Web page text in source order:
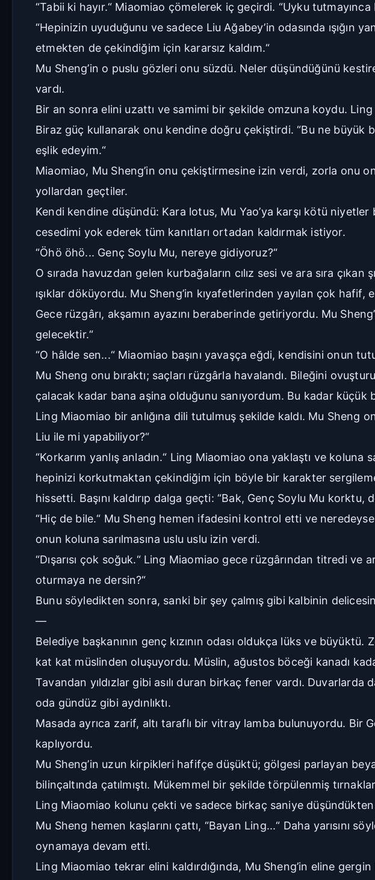
“Tabii ki hayır.“ Miaomiao çömelerek iç geçirdi. “Uyku tutmayınca
“Hepinizin uyuduğunu ve sadece Liu Ağabey’in odasında ışığın
etmekten de çekindiğim için kararsız kaldım.“
Mu Sheng’in o puslu gözleri onu süzdü. Neler düşündüğünü
vardı.
Bir an sonra elini uzattı ve samimi bir şekilde omzuna koydu.
Biraz güç kullanarak onu kendine doğru çekiştirdi. “Bu ne büyük
eşlik edeyim.“
Miaomiao, Mu Sheng’in onu çekiştirmesine izin verdi, zorla onu
yollardan geçtiler.
Kendi kendine düşündü: Kara lotus, Mu Yao’ya karşı kötü
cesedimi yok ederek tüm kanıtları ortadan kaldırmak istiyor.
“Öhö öhö... Genç Soylu Mu, nereye gidiyoruz?“
O sırada havuzdan gelen kurbağaların cılız sesi ve ara sıra
ışıklar döküyordu. Mu Sheng’in kıyafetlerinden yayılan çok
Gece rüzgârı, akşamın ayazını beraberinde getiriyordu. Mu
gelecektir.“
“O hâlde sen...“ Miaomiao başını yavaşça eğdi, kendisini onun
Mu Sheng onu bıraktı; saçları rüzgârla havalandı. Bileğini
çalacak kadar bana aşina olduğunu sanıyordum. Bu kadar küçük
Ling Miaomiao bir anlığına dili tutulmuş şekilde kaldı. Mu Sheng
Liu ile mi yapabiliyor?“
“Korkarım yanlış anladın.“ Ling Miaomiao ona yaklaştı ve
hepinizi korkutmaktan çekindiğim için böyle bir karakter
hissetti. Başını kaldırıp dalga geçti: “Bak, Genç Soylu Mu korktu,
“Hiç de bile.“ Mu Sheng hemen ifadesini kontrol etti ve neredeyse
onun koluna sarılmasına uslu uslu izin verdi.
“Dışarısı çok soğuk.“ Ling Miaomiao gece rüzgârından titredi
oturmaya ne dersin?“
Bunu söyledikten sonra, sanki bir şey çalmış gibi kalbinin
—
Belediye başkanının genç kızının odası oldukça lüks ve
kat kat müslinden oluşuyordu. Müslin, ağustos böceği kanadı
Tavandan yıldızlar gibi asılı duran birkaç fener vardı.
oda gündüz gibi aydınlıktı.
Masada ayrıca zarif, altı taraflı bir vitray lamba bulunuyordu. Bir
kaplıyordu.
Mu Sheng’in uzun kirpikleri hafifçe düşüktü; gölgesi parlayan
bilinçaltında çatılmıştı. Mükemmel bir şekilde törpülenmiş
Ling Miaomiao kolunu çekti ve sadece birkaç saniye düşündükten
Mu Sheng hemen kaşlarını çattı, “Bayan Ling...“ Daha yarısını
oynamaya devam etti.
Ling Miaomiao tekrar elini kaldırdığında, Mu Sheng’in eline